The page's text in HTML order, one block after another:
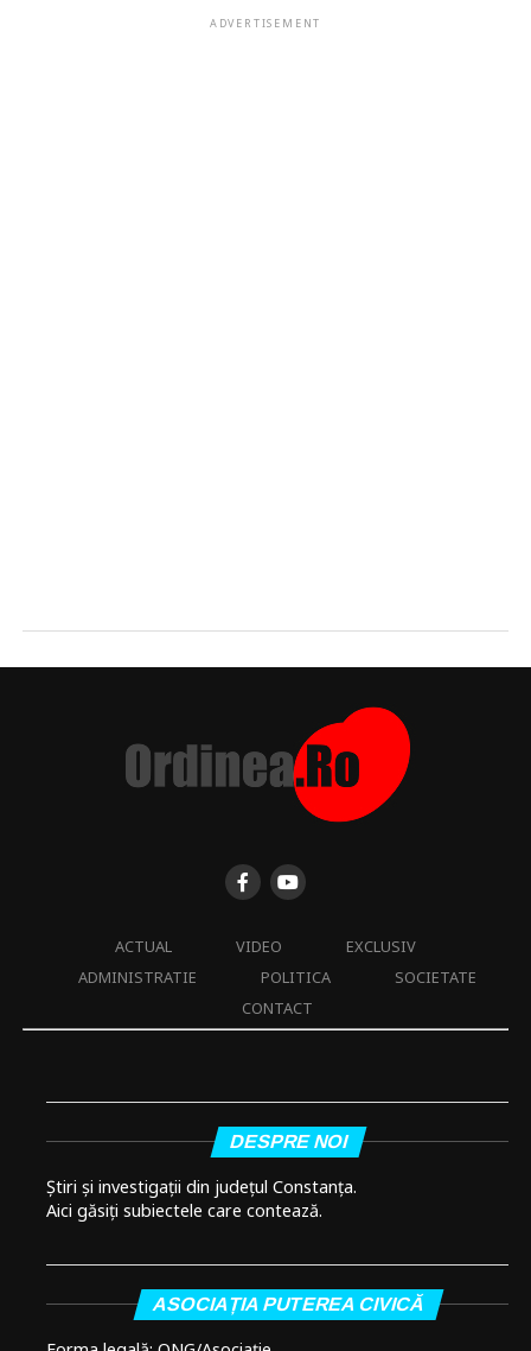
ADVERTISEMENT
ACTUAL VIDEO
EXCLUSIV
ADMINISTRATIE
POLITICA
SOCIETATE
CONTACT
DESPRE NOI
Știri și investigații din județul Constanța.
Aici găsiți subiectele care contează.
ASOCIAȚIA PUTEREA CIVICĂ